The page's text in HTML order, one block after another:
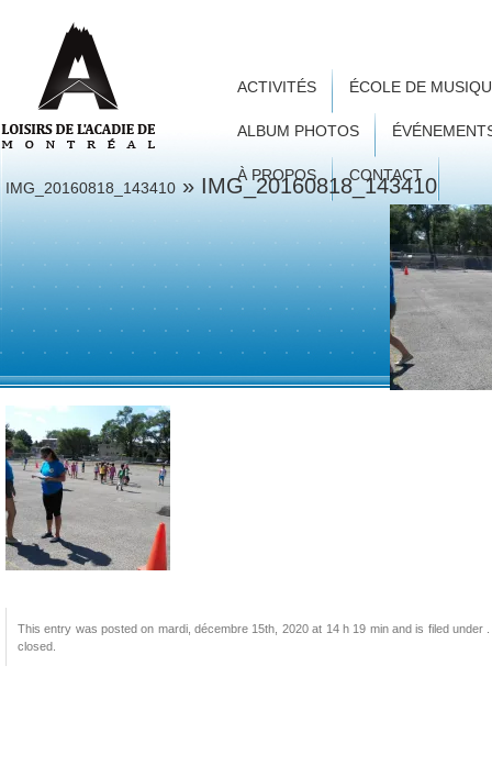
ACTIVITÉS ÉCOLE DE
ALBUM PHOTOS
À PROPOS CONTACT
IMG_20160818_143410 » IMG_20160818_143410
This entry was posted on mardi, décembre 15th, 2020 at 14 h 19 min and is filed
closed.